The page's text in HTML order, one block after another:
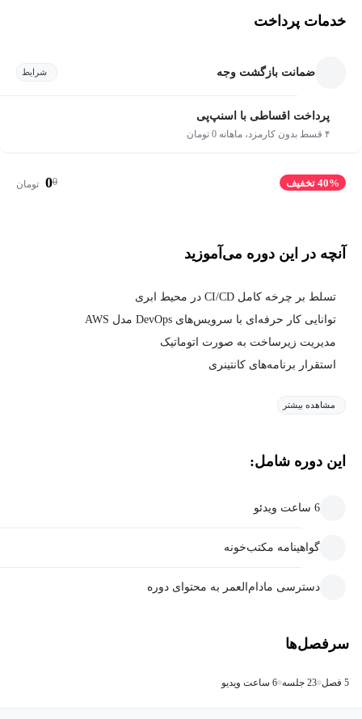
خدمات پرداخت
ضمانت بازگشت وجه شرایط
پرداخت اقساطی با اسنپ‌پی
۴ قسط بدون کارمزد، ماهانه 0 تومان
40% تخفیف 0
0 تومان
آنچه در این دوره می‌آموزید
تسلط بر چرخه کامل CI/CD در محیط ابری
توانایی کار حرفه‌ای با سرویس‌های DevOps مدل AWS
مدیریت زیرساخت به صورت اتوماتیک
استقرار برنامه‌های کانتینری
مشاهده بیشتر
این دوره شامل:
6 ساعت ویدئو
گواهینامه مکتب‌خونه
دسترسی مادام‌العمر به محتوای دوره
سرفصل‌ها
5 فصل 23 جلسه 6 ساعت ویدیو